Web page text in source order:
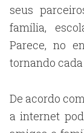
seus
família,
Parece, no
tornando
De acordo
a internet